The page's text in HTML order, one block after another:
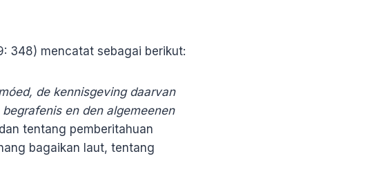
348) mencatat sebagai berikut:
de kennisgeving daarvan
en den algemeenen
tentang pemberitahuan
bagaikan laut, tentang